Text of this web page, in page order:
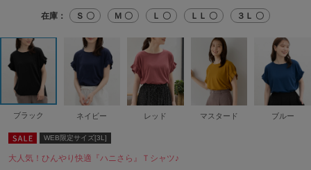
在庫： Ｓ 〇 Ｍ 〇 Ｌ 〇 ＬＬ 〇 ３Ｌ 〇
ブラック ネイビー レッド マスタード ブルー
WEB限定サイズ[3L]
大人気！ひんやり快適『ハニさら』Ｔシャツ♪